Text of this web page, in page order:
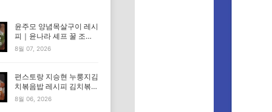
윤주모 양념목살구이 레시
피｜윤나라 셰프 꿀 조선
간장 정보 (편스토랑 이찬
8월 07, 2026
편스토랑 지승현 누룽지김
치볶음밥 레시피 김치볶음
밥 만드는법
8월 06, 2026